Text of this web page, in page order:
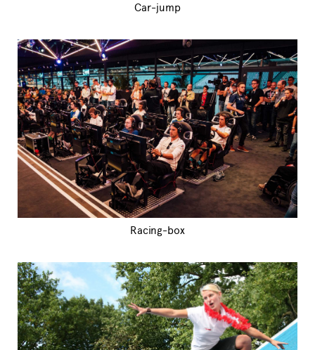
Car-jump
Racing-box